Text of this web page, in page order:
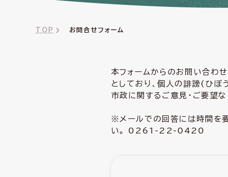
TOP お問合せフォーム
本フォームからのお問い合わ
としており、個人の誹謗(ひぼ
市政に関するご意見・ご要望な
※メールでの回答には時間を
い。 0261-22-0420